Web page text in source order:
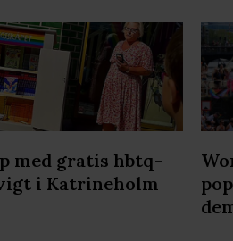
med gratis hbtq-
i Katrineholm